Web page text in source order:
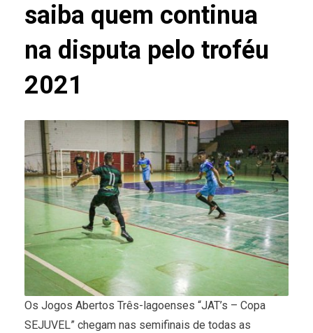
saiba quem continua
na disputa pelo troféu
2021
Os Jogos Abertos Três-lagoenses “JAT’s – Copa
SEJUVEL” chegam nas semifinais de todas as